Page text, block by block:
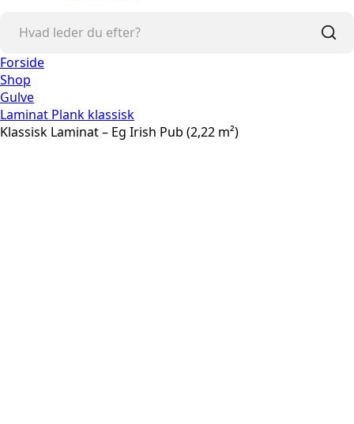
Forside
Shop
Gulve
Laminat Plank klassisk
Klassisk Laminat – Eg Irish Pub (2,22 m²)